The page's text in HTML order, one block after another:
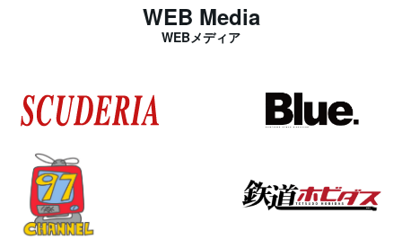
WEB Media
WEBメディア